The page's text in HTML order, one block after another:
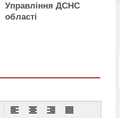
Управління ДСНС
області